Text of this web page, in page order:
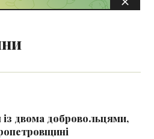
двома добровольцями,